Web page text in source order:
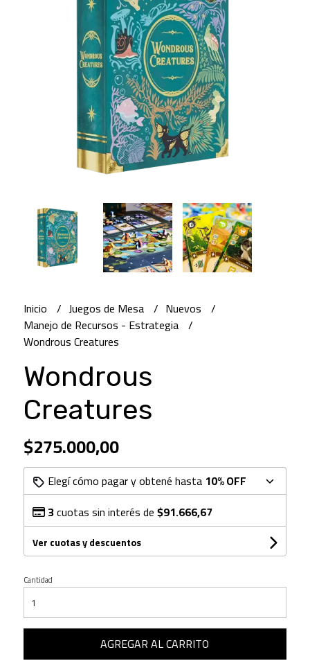
Inicio Juegos de Mesa
Nuevos
Manejo de Recursos - Estrategia
Wondrous Creatures
Wondrous
Creatures
$275.000,00
Elegí cómo pagar y obtené hasta 10% OFF
3cuotas sin interés de$91.666,67
Ver cuotas y descuentos
Cantidad
AGREGAR AL CARRITO